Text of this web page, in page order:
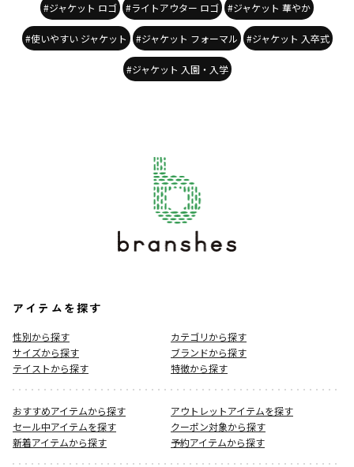
#ジャケット ロゴ #ライトアウター ロゴ #ジャケット 華やか
#使いやすい ジャケット #ジャケット フォーマル #ジャケット 入卒式
#ジャケット 入園・入学
アイテムを探す
性別から探す
カテゴリから探す
サイズから探す
ブランドから探す
テイストから探す
特徴から探す
おすすめアイテムから探す
アウトレットアイテムを探す
セール中アイテムを探す
クーポン対象から探す
新着アイテムから探す
予約アイテムから探す